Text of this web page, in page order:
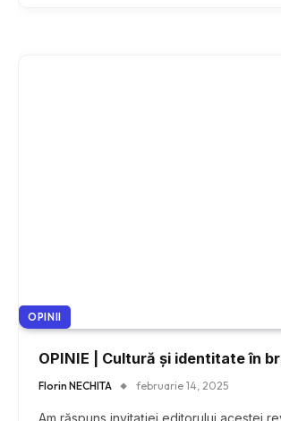
OPINII
OPINIE | Cultură și identitate în
Florin NECHITA februarie 14, 2025
Am răspuns invitației editorului acestei